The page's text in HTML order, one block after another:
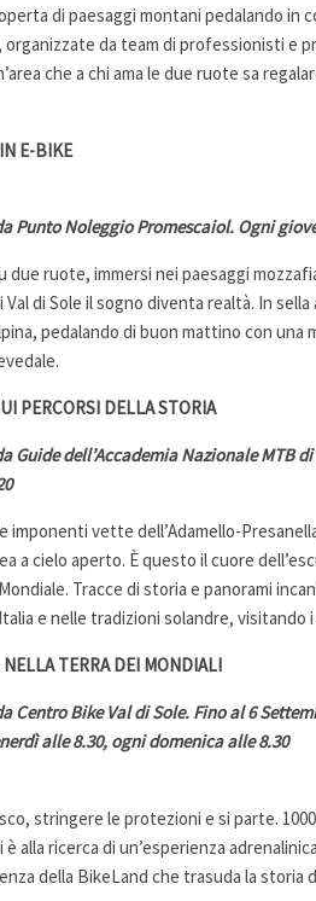
di paesaggi montani pedalando in
organizzate da team di professionisti e
che a chi ama le due ruote sa
E-BIKE
Punto Noleggio Promescaiol. Ogni
due ruote, immersi nei paesaggi
Val di Sole il sogno diventa realtà. In
pedalando di buon mattino con
PERCORSI DELLA STORIA
Guide dell’Accademia Nazionale MTB
imponenti vette dell’Adamello-
a cielo aperto. È questo il cuore
Tracce di storia e panorami
e nelle tradizioni solandre,
TERRA DEI MONDIALI
Centro Bike Val di Sole. Fino al 6
alle 8.30, ogni domenica alle 8.30
stringere le protezioni e si parte.
alla ricerca di un’esperienza
della BikeLand che trasuda la storia